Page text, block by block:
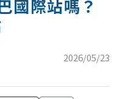
國際站嗎？
2026/05/23